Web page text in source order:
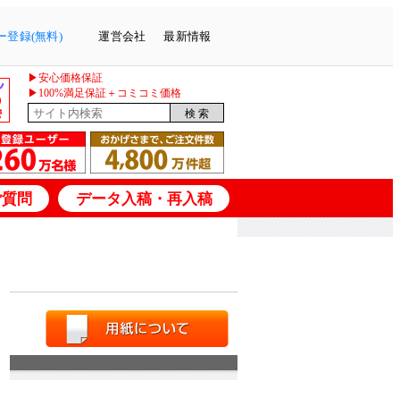
登録(無料) 運営会社 最新情報
▶安心価格保証
▶100%満足保証＋コミコミ価格
問 データ入稿・再入稿